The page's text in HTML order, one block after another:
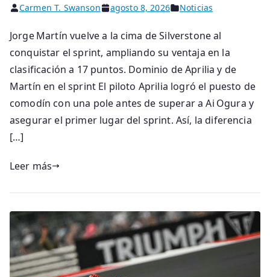
Carmen T. Swanson agosto 8, 2026 Noticias
Jorge Martín vuelve a la cima de Silverstone al
conquistar el sprint, ampliando su ventaja en la
clasificación a 17 puntos. Dominio de Aprilia y de
Martín en el sprint El piloto Aprilia logró el puesto de
comodín con una pole antes de superar a Ai Ogura y
asegurar el primer lugar del sprint. Así, la diferencia
[…]
Leer más